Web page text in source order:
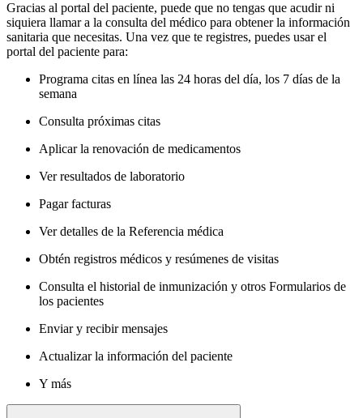
Gracias al portal del paciente, puede que no tengas que acudir ni
siquiera llamar a la consulta del médico para obtener la información
sanitaria que necesitas. Una vez que te registres, puedes usar el
portal del paciente para:
Programa citas en línea las 24 horas del día, los 7 días de la
semana
Consulta próximas citas
Aplicar la renovación de medicamentos
Ver resultados de laboratorio
Pagar facturas
Ver detalles de la Referencia médica
Obtén registros médicos y resúmenes de visitas
Consulta el historial de inmunización y otros Formularios de
los pacientes
Enviar y recibir mensajes
Actualizar la información del paciente
Y más